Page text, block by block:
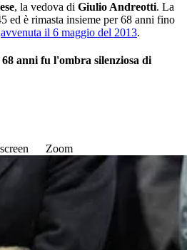
, la vedova di Giulio Andreotti. La
ed è rimasta insieme per 68 anni fino
avvenuta il 6 maggio del 2013.
anni fu l'ombra silenziosa di
Zoom